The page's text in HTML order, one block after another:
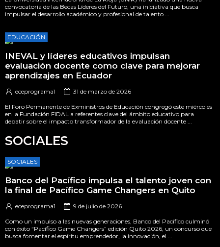
convocatoria de las Becas Líderes del Futuro, una iniciativa que busca
impulsar el desarrollo académico y profesional de talento ...
EDUCACIÓN
INEVAL y líderes educativos impulsan
evaluación docente como clave para mejorar
aprendizajes en Ecuador
eceprograma1 31 de marzo de 2026
El Foro Permanente de Exministros de Educación congregó este miércoles
en la Fundación FIDAL a referentes clave del ámbito educativo para
debatir sobre el impacto transformador de la evaluación docente ...
SOCIALES
SOCIALES
Banco del Pacífico impulsa el talento joven con
la final de Pacífico Game Changers en Quito
eceprograma1 9 de julio de 2026
Como un impulso a las nuevas generaciones, Banco del Pacífico culminó
con éxito “Pacífico Game Changers” edición Quito 2026, un concurso que
busca fomentar el espíritu emprendedor, la innovación, el ...